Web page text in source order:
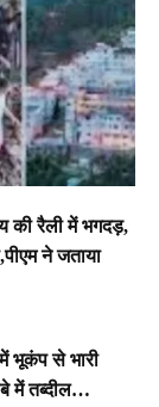
की रैली में भगदड़,
ने जताया
भूकंप से भारी
में तब्दील…